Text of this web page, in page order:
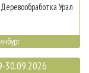
Урал
30.09.2026